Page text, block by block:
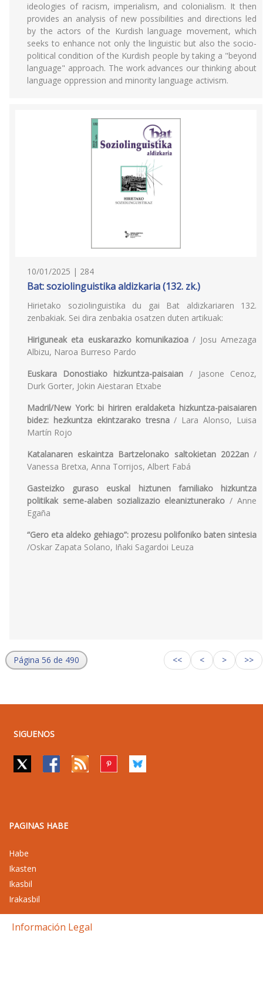
ideologies of racism, imperialism, and colonialism. It then
provides an analysis of new possibilities and directions led
by the actors of the Kurdish language movement, which
seeks to enhance not only the linguistic but also the socio-
political condition of the Kurdish people by taking a "beyond
language" approach. The work advances our thinking about
language oppression and minority language activism.
10/01/2025 | 284
Bat: soziolinguistika aldizkaria (132. zk.)
Hirietako soziolinguistika du gai Bat aldizkariaren 132.
zenbakiak. Sei dira zenbakia osatzen duten artikuak:
Hiriguneak eta euskarazko komunikazioa / Josu Amezaga
Albizu, Naroa Burreso Pardo
Euskara Donostiako hizkuntza-paisaian / Jasone Cenoz,
Durk Gorter, Jokin Aiestaran Etxabe
Madril/New York: bi hiriren eraldaketa hizkuntza-paisaiaren
bidez: hezkuntza ekintzarako tresna/ Lara Alonso, Luisa
Martín Rojo
Katalanaren eskaintza Bartzelonako saltokietan 2022an/
Vanessa Bretxa, Anna Torrijos, Albert Fabá
Gasteizko guraso euskal hiztunen familiako hizkuntza
politikak seme-alaben sozializazio eleaniztunerako / Anne
Egaña
“Gero eta aldeko gehiago”: prozesu polifoniko baten sintesia
/Oskar Zapata Solano, Iñaki Sagardoi Leuza
Página 56 de 490 << < > >>
SIGUENOS
PAGINAS HABE
Habe
Ikasten
Ikasbil
Irakasbil
Información Legal